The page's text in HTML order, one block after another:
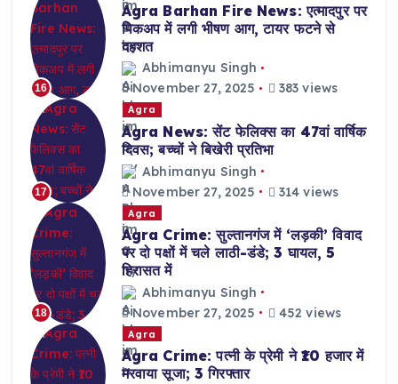
16
Agra Barhan Fire News: एत्मादपुर पर
पिकअप में लगी भीषण आग, टायर फटने से
दहशत
Abhimanyu Singh
November 27, 2025
383 views
17
Agra
Agra News: सेंट फेलिक्स का 47वां वार्षिक
दिवस; बच्चों ने बिखेरी प्रतिभा
Abhimanyu Singh
November 27, 2025
314 views
18
Agra
Agra Crime: सुल्तानगंज में ‘लड़की’ विवाद
पर दो पक्षों में चले लाठी-डंडे; 3 घायल, 5
हिरासत में
Abhimanyu Singh
November 27, 2025
452 views
Agra
Agra Crime: पत्नी के प्रेमी ने ₹10 हजार में
मरवाया सूजा; 3 गिरफ्तार